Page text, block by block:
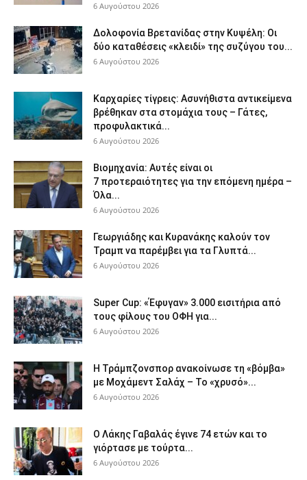
6 Αυγούστου 2026
Δολοφονία Βρετανίδας στην Κυψέλη: Οι
δύο καταθέσεις «κλειδί» της συζύγου του...
6 Αυγούστου 2026
Καρχαρίες τίγρεις: Ασυνήθιστα αντικείμενα
βρέθηκαν στα στομάχια τους – Γάτες,
προφυλακτικά...
6 Αυγούστου 2026
Βιομηχανία: Αυτές είναι οι
7 προτεραιότητες για την επόμενη ημέρα –
Όλα...
6 Αυγούστου 2026
Γεωργιάδης και Κυρανάκης καλούν τον
Τραμπ να παρέμβει για τα Γλυπτά...
6 Αυγούστου 2026
Super Cup: «Έφυγαν» 3.000 εισιτήρια από
τους φίλους του ΟΦΗ για...
6 Αυγούστου 2026
Η Τράμπζονσπορ ανακοίνωσε τη «βόμβα»
με Μοχάμεντ Σαλάχ – Το «χρυσό»...
6 Αυγούστου 2026
Ο Λάκης Γαβαλάς έγινε 74 ετών και το
γιόρτασε με τούρτα...
6 Αυγούστου 2026